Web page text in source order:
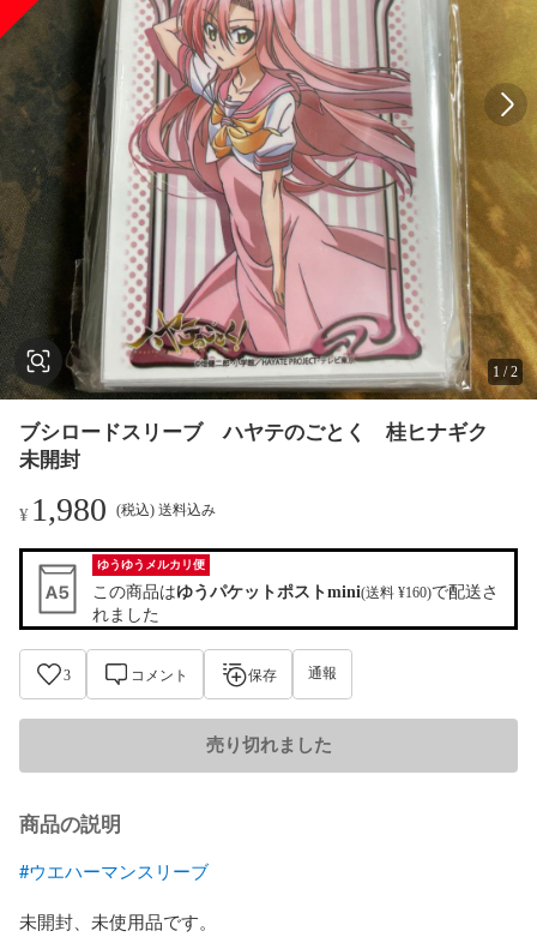
1 /2
ブシロードスリーブ ハヤテのごとく 桂ヒナギク
未開封
¥ 1,980 (税込) 送料込み
ゆうゆうメルカリ便
この商品はゆうパケットポストmini(送料 ¥160)で配送さ
れました
3 コメント 保存 通報
売り切れました
商品の説明
#ウエハーマンスリーブ
未開封、未使用品です。